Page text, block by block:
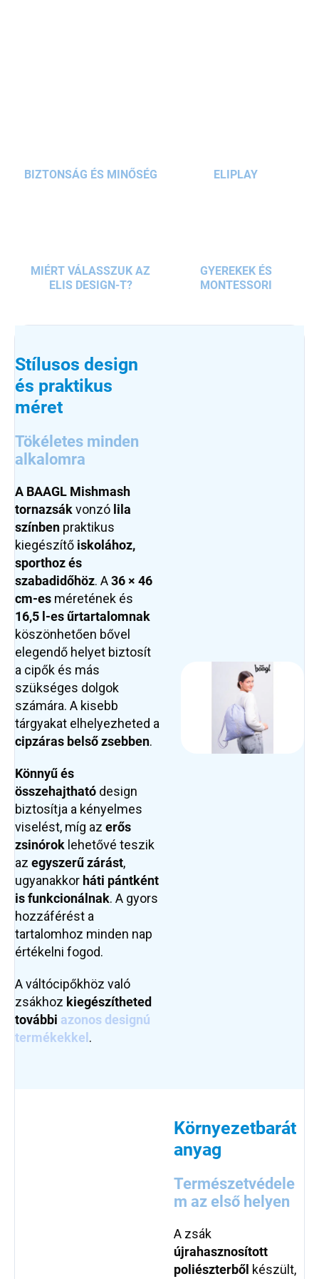
BIZTONSÁG ÉS MINŐSÉG ELIPLAY
MIÉRT VÁLASSZUK AZ
ELIS DESIGN-T?
GYEREKEK ÉS
MONTESSORI
Stílusos design
és praktikus
méret
Tökéletes minden
alkalomra
A BAAGL Mishmash
tornazsákvonzó lila
színben praktikus
kiegészítő iskolához,
sporthoz és
szabadidőhöz. A36 × 46
cm-es méretének és
16,5 l-es űrtartalomnak
köszönhetően bővel
elegendő helyet biztosít
a cipők és más
szükséges dolgok
számára. A kisebb
tárgyakat elhelyezheted a
cipzáras belső zsebben.
Könnyű és
összehajtható design
biztosítja a kényelmes
viselést, míg az erős
zsinórok lehetővé teszik
az egyszerű zárást,
ugyanakkor háti pántként
is funkcionálnak. A gyors
hozzáférést a
tartalomhoz minden nap
értékelni fogod.
A váltócipőkhöz való
zsákhoz kiegészítheted
további azonos designú
termékekkel .
Környezetbarát
anyag
Természetvédele
m az első helyen
A zsák
újrahasznosított
poliészterből készült,